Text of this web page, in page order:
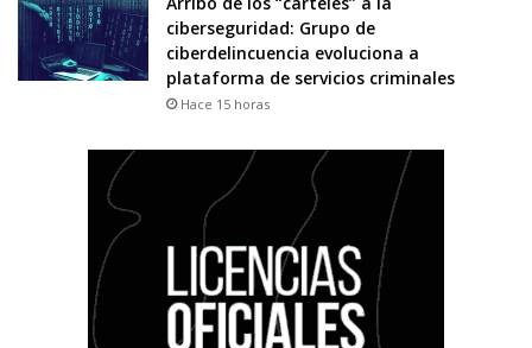
ciberseguridad: Grupo de
ciberdelincuencia evoluciona a
plataforma de servicios criminales
Hace 15 horas